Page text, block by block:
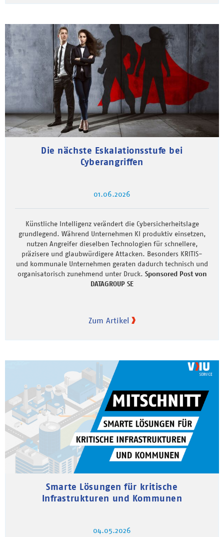
Die nächste Eskalationsstufe bei
Cyberangriffen
01.06.2026
Künstliche Intelligenz verändert die Cybersicherheitslage
grundlegend. Während Unternehmen KI produktiv einsetzen,
nutzen Angreifer dieselben Technologien für schnellere,
präzisere und glaubwürdigere Attacken. Besonders KRITIS-
und kommunale Unternehmen geraten dadurch technisch und
organisatorisch zunehmend unter Druck. Sponsored Post von
DATAGROUP SE
Zum Artikel
Smarte Lösungen für kritische
Infrastrukturen und Kommunen
04.05.2026